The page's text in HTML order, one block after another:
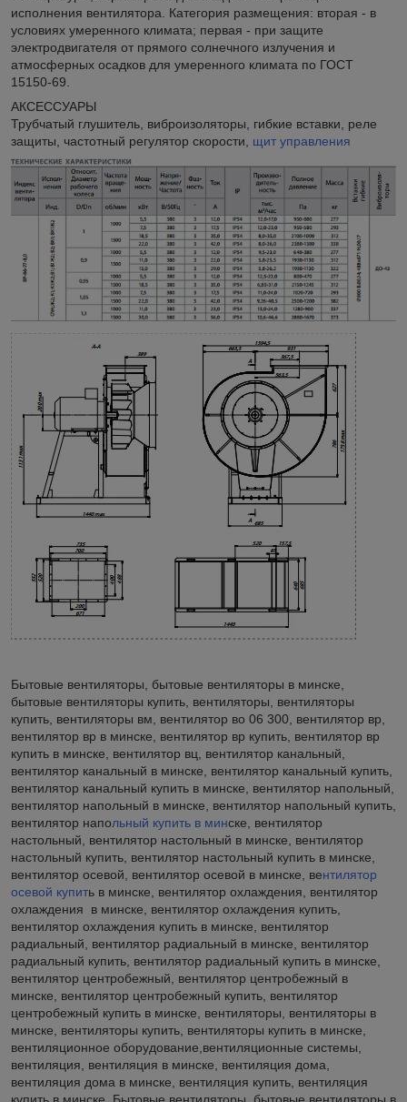
исполнения вентилятора. Категория размещения: вторая - в
условиях умеренного климата; первая - при защите
электродвигателя от прямого солнечного излучения и
атмосферных осадков для умеренного климата по ГОСТ
15150-69.
АКСЕССУАРЫ
Трубчатый глушитель, виброизоляторы, гибкие вставки, реле
защиты, частотный регулятор скорости, щит управления
Бытовые вентиляторы, бытовые вентиляторы в минске,
бытовые вентиляторы купить, вентиляторы, вентиляторы
купить, вентиляторы вм, вентилятор во 06 300, вентилятор вр,
вентилятор вр в минске, вентилятор вр купить, вентилятор вр
купить в минске, вентилятор вц, вентилятор канальный,
вентилятор канальный в минске, вентилятор канальный купить,
вентилятор канальный купить в минске, вентилятор напольный,
вентилятор напольный в минске, вентилятор напольный купить,
вентилятор напольный купить в минске, вентилятор
настольный, вентилятор настольный в минске, вентилятор
настольный купить, вентилятор настольный купить в минске,
вентилятор осевой, вентилятор осевой в минске, вентилятор
осевой купить в минске, вентилятор охлаждения, вентилятор
охлаждения в минске, вентилятор охлаждения купить,
вентилятор охлаждения купить в минске, вентилятор
радиальный, вентилятор радиальный в минске, вентилятор
радиальный купить, вентилятор радиальный купить в минске,
вентилятор центробежный, вентилятор центробежный в
минске, вентилятор центробежный купить, вентилятор
центробежный купить в минске, вентиляторы, вентиляторы в
минске, вентиляторы купить, вентиляторы купить в минске,
вентиляционное оборудование,вентиляционные системы,
вентиляция, вентиляция в минске, вентиляция дома,
вентиляция дома в минске, вентиляция купить, вентиляция